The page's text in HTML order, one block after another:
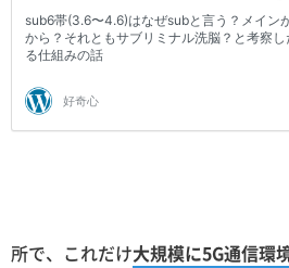
所で、これだけ大規模に5G通信環